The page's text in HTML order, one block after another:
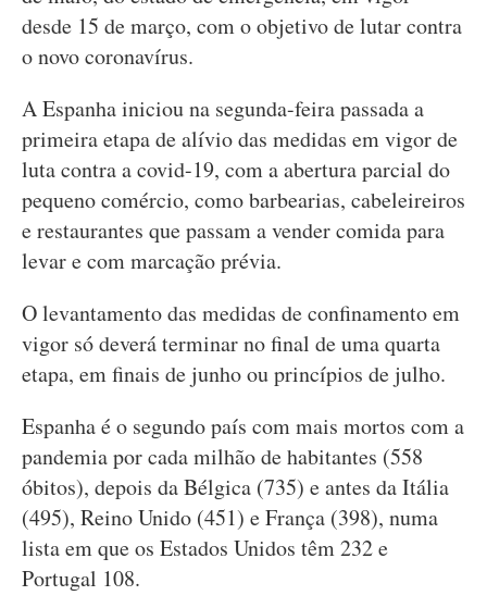
desde 15 de março, com o objetivo de lutar contra
o novo coronavírus.
A Espanha iniciou na segunda-feira passada a
primeira etapa de alívio das medidas em vigor de
luta contra a covid-19, com a abertura parcial do
pequeno comércio, como barbearias, cabeleireiros
e restaurantes que passam a vender comida para
levar e com marcação prévia.
O levantamento das medidas de confinamento em
vigor só deverá terminar no final de uma quarta
etapa, em finais de junho ou princípios de julho.
Espanha é o segundo país com mais mortos com a
pandemia por cada milhão de habitantes (558
óbitos), depois da Bélgica (735) e antes da Itália
(495), Reino Unido (451) e França (398), numa
lista em que os Estados Unidos têm 232 e
Portugal 108.